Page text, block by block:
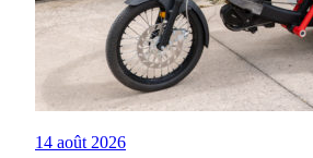
14 août 2026